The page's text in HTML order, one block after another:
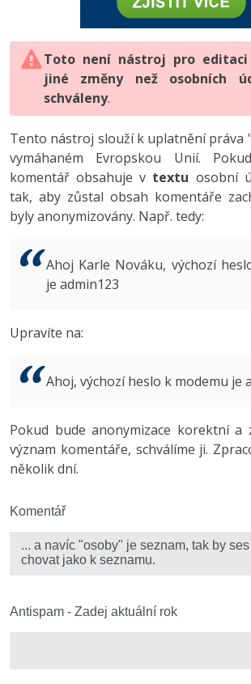
HTML5, CSS3, Bootstrap, SEO
SQL a databáze
Testování a verzování
UML a návrhové vzory
React
Spring
ASP.NET MVC
Best practices
PHP
JavaScript
Python
HTML / CSS
UML a návrhové vzory
MySQL/MariaDB
MS-SQL
Vývojář mobilních aplikací
C# Game developer
Tester
Systémový administrátor
3D grafik
Copywriter
WordPress specialista
-80%
JavaScript -80%
PHP -80%
Swift -80%
Kotlin -80%
VB.NET
Algoritmy -41%
Umělá inteligence (AI) -10%
Fórum
Digitální gramotnost
Marketing
WordPress
SEO
UX
Business
Copywriting
Windows
Kybernetická bezpečnost
Photoshop -80%
Adobe Illustrator -80%
Adobe Lightroom
Adobe XD
Adobe InDesign -25%
Adobe After Effects
Inkscape
Fórum
Toto není nástroj pro
jiné změny než osobních
schváleny.
Tento nástroj slouží k uplatnění práva
vymáhaném Evropskou Unií.
komentář obsahuje v textu osobní
tak, aby zůstal obsah komentáře
byly anonymizovány. Např. tedy:
Ahoj Karle Nováku, výchozí
je admin123
Upravíte na:
Ahoj, výchozí heslo k modemu je
Pokud bude anonymizace korektní a
význam komentáře, schválíme ji.
několik dní.
Komentář
Antispam - Zadej aktuální rok